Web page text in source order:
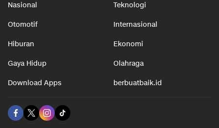
Nasional Teknologi
Otomotif Internasional
Hiburan Ekonomi
Gaya Hidup Olahraga
Download Apps berbuatbaik.id